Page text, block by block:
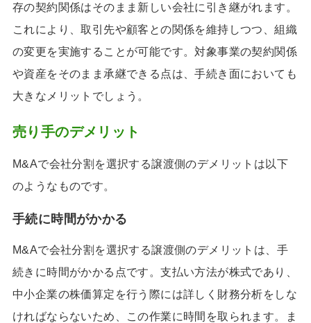
存の契約関係はそのまま新しい会社に引き継がれます。
これにより、取引先や顧客との関係を維持しつつ、組織
の変更を実施することが可能です。対象事業の契約関係
や資産をそのまま承継できる点は、手続き面においても
大きなメリットでしょう。
売り手のデメリット
M&Aで会社分割を選択する譲渡側のデメリットは以下
のようなものです。
手続に時間がかかる
M&Aで会社分割を選択する譲渡側のデメリットは、手
続きに時間がかかる点です。支払い方法が株式であり、
中小企業の株価算定を行う際には詳しく財務分析をしな
ければならないため、この作業に時間を取られます。ま